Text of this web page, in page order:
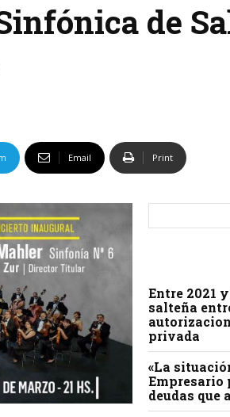
de
Email Print
Entre 2021
salteña
privada
«La
Empresario
deudas que